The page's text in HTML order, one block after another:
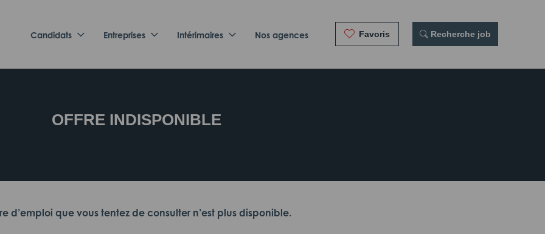
Candidats Entreprises Intérimaires Nos agences Favoris Recherche job
OFFRE INDISPONIBLE
d’emploi que vous tentez de consulter n’est plus disponible.